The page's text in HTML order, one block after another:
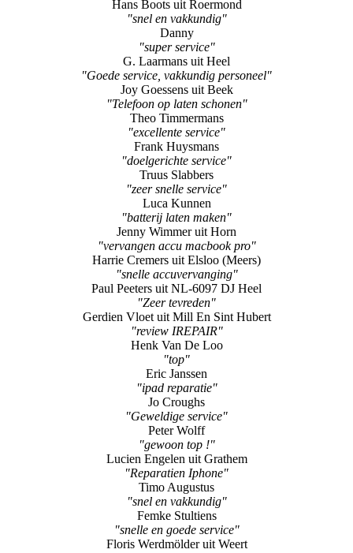
Hans Boots uit Roermond
"snel en vakkundig"
Danny
"super service"
G. Laarmans uit Heel
"Goede service, vakkundig personeel"
Joy Goessens uit Beek
"Telefoon op laten schonen"
Theo Timmermans
"excellente service"
Frank Huysmans
"doelgerichte service"
Truus Slabbers
"zeer snelle service"
Luca Kunnen
"batterij laten maken"
Jenny Wimmer uit Horn
"vervangen accu macbook pro"
Harrie Cremers uit Elsloo (Meers)
"snelle accuvervanging"
Paul Peeters uit NL-6097 DJ Heel
"Zeer tevreden"
Gerdien Vloet uit Mill En Sint Hubert
"review IREPAIR"
Henk Van De Loo
"top"
Eric Janssen
"ipad reparatie"
Jo Croughs
"Geweldige service"
Peter Wolff
"gewoon top !"
Lucien Engelen uit Grathem
"Reparatien Iphone"
Timo Augustus
"snel en vakkundig"
Femke Stultiens
"snelle en goede service"
Floris Werdmölder uit Weert